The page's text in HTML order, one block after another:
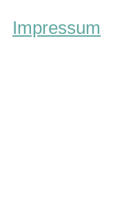
Impressum